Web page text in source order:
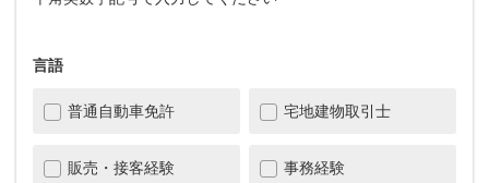
言語
普通自動車免許 宅地建物取引士
販売・接客経験 事務経験